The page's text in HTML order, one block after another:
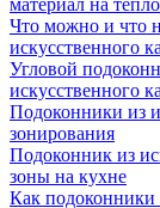
Что можно и что
искусственного
Угловой
искусственного
Подоконники из
зонирования
Подоконник из
зоны на кухне
Как подоконники